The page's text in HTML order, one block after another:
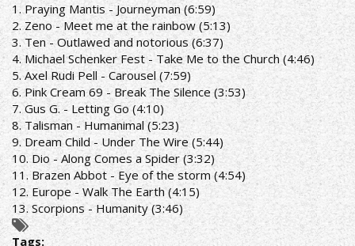
1. Praying Mantis - Journeyman (6:59)
2. Zeno - Meet me at the rainbow (5:13)
3. Ten - Outlawed and notorious (6:37)
4. Michael Schenker Fest - Take Me to the Church (4:46)
5. Axel Rudi Pell - Carousel (7:59)
6. Pink Cream 69 - Break The Silence (3:53)
7. Gus G. - Letting Go (4:10)
8. Talisman - Humanimal (5:23)
9. Dream Child - Under The Wire (5:44)
10. Dio - Along Comes a Spider (3:32)
11. Brazen Abbot - Eye of the storm (4:54)
12. Europe - Walk The Earth (4:15)
13. Scorpions - Humanity (3:46)
Tags: